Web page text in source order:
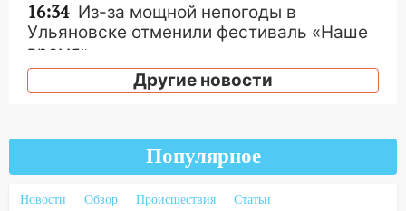
16:34 Из-за мощной непогоды в
Ульяновске отменили фестиваль «Наше
время»
16:17
Мелекесский район первым в
В колледжи и техникумы
Ульяновской области подали более 10
тысяч заявлений
Другие новости
Популярное
Новости Обзор Происшествия
Статьи